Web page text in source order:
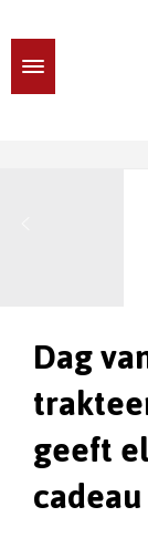
Dag
geeft
cadeau